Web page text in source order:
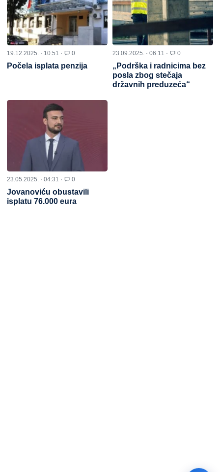
19.12.2025. · 10:51 · 0
Počela isplata penzija
23.09.2025. · 06:11 · 0
„Podrška i radnicima bez
posla zbog stečaja
državnih preduzeća“
23.05.2025. · 04:31 · 0
Jovanoviću obustavili
isplatu 76.000 eura